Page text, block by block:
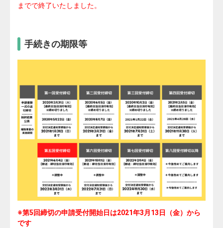
までで終了いたしました。
手続きの期限等
※第5回締切の申請受付開始日は2021年3月13日（金）から
です